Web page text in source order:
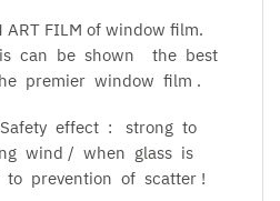
ART FILM of window film.
can be shown the best
premier window film .
effect : strong to
wind / when glass is
prevention of scatter !